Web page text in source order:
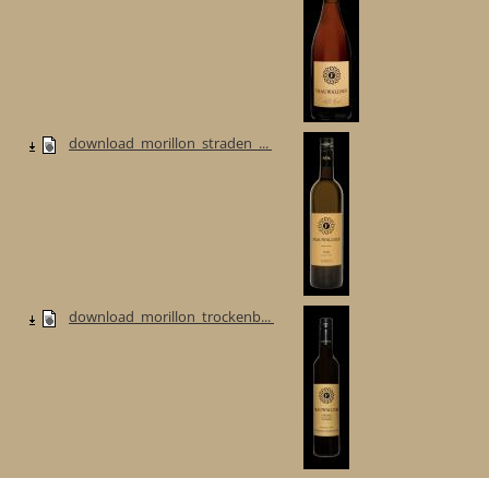
download_morillon_straden_...
download_morillon_trockenb...